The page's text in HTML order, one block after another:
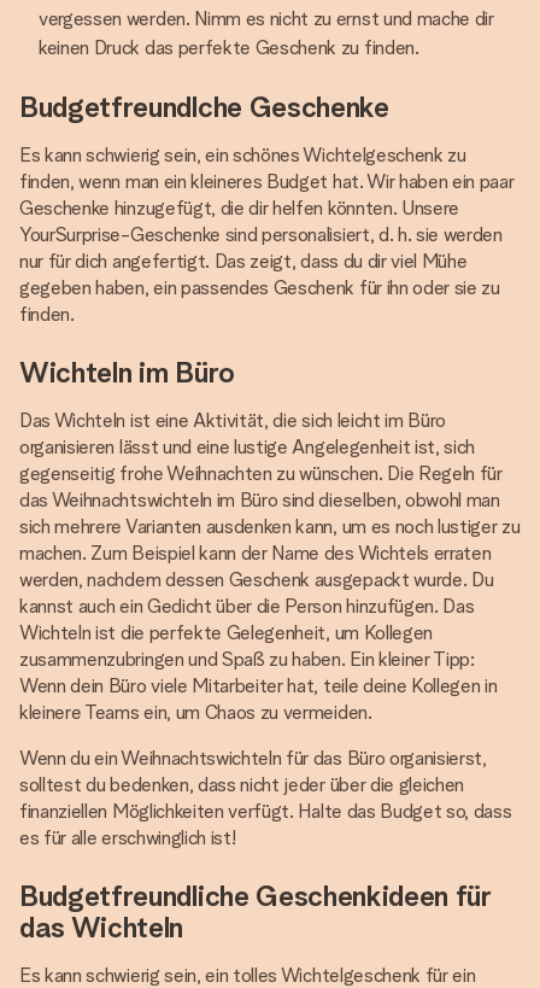
vergessen werden. Nimm es nicht zu ernst und mache dir
keinen Druck das perfekte Geschenk zu finden.
Budgetfreundlche Geschenke
Es kann schwierig sein, ein schönes Wichtelgeschenk zu
finden, wenn man ein kleineres Budget hat. Wir haben ein paar
Geschenke hinzugefügt, die dir helfen könnten. Unsere
YourSurprise-Geschenke sind personalisiert, d. h. sie werden
nur für dich angefertigt. Das zeigt, dass du dir viel Mühe
gegeben haben, ein passendes Geschenk für ihn oder sie zu
finden.
Wichteln im Büro
Das Wichteln ist eine Aktivität, die sich leicht im Büro
organisieren lässt und eine lustige Angelegenheit ist, sich
gegenseitig frohe Weihnachten zu wünschen. Die Regeln für
das Weihnachtswichteln im Büro sind dieselben, obwohl man
sich mehrere Varianten ausdenken kann, um es noch lustiger zu
machen. Zum Beispiel kann der Name des Wichtels erraten
werden, nachdem dessen Geschenk ausgepackt wurde. Du
kannst auch ein Gedicht über die Person hinzufügen. Das
Wichteln ist die perfekte Gelegenheit, um Kollegen
zusammenzubringen und Spaß zu haben. Ein kleiner Tipp:
Wenn dein Büro viele Mitarbeiter hat, teile deine Kollegen in
kleinere Teams ein, um Chaos zu vermeiden.
Wenn du ein Weihnachtswichteln für das Büro organisierst,
solltest du bedenken, dass nicht jeder über die gleichen
finanziellen Möglichkeiten verfügt. Halte das Budget so, dass
es für alle erschwinglich ist!
Budgetfreundliche Geschenkideen für
das Wichteln
Es kann schwierig sein, ein tolles Wichtelgeschenk für ein